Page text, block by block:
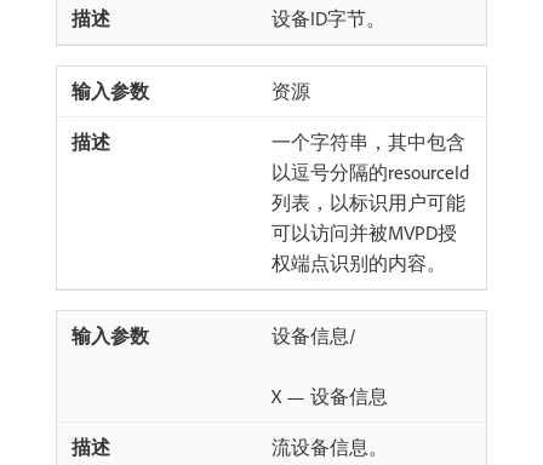
设备ID字节。
资源
一个字符串，其中包含
以逗号分隔的resourceId
列表，以标识用户可能
可以访问并被MVPD授
权端点识别的内容。
设备信息/
X — 设备信息
流设备信息。